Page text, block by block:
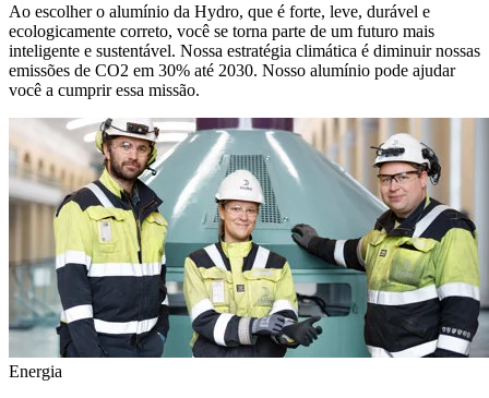
Ao escolher o alumínio da Hydro, que é forte, leve, durável e
ecologicamente correto, você se torna parte de um futuro mais
inteligente e sustentável. Nossa estratégia climática é diminuir nossas
emissões de CO2 em 30% até 2030. Nosso alumínio pode ajudar
você a cumprir essa missão.
Energia